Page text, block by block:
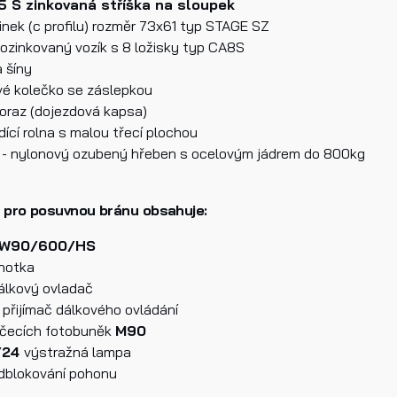
S zinkovaná stříška na sloupek
(c profilu) rozměr 73x61 typ STAGE SZ
vozík s 8 ložisky typ CA8S
šíny
kolečko se záslepkou
(dojezdová kapsa)
rolna s malou třecí plochou
nylonový ozubený hřeben s ocelovým jádrem do 800kg
pro posuvnou bránu obsahuje:
600/HS
ovladač
přijímač dálkového ovládání
fotobuněk M90
výstražná lampa
pohonu